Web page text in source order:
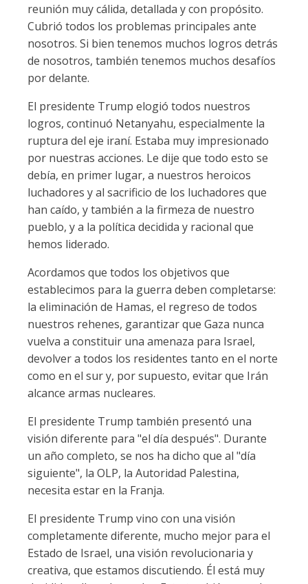
reunión muy cálida, detallada y con propósito.
Cubrió todos los problemas principales ante
nosotros. Si bien tenemos muchos logros detrás
de nosotros, también tenemos muchos desafíos
por delante.
El presidente Trump elogió todos nuestros
logros, continuó Netanyahu, especialmente la
ruptura del eje iraní. Estaba muy impresionado
por nuestras acciones. Le dije que todo esto se
debía, en primer lugar, a nuestros heroicos
luchadores y al sacrificio de los luchadores que
han caído, y también a la firmeza de nuestro
pueblo, y a la política decidida y racional que
hemos liderado.
Acordamos que todos los objetivos que
establecimos para la guerra deben completarse:
la eliminación de Hamas, el regreso de todos
nuestros rehenes, garantizar que Gaza nunca
vuelva a constituir una amenaza para Israel,
devolver a todos los residentes tanto en el norte
como en el sur y, por supuesto, evitar que Irán
alcance armas nucleares.
El presidente Trump también presentó una
visión diferente para "el día después". Durante
un año completo, se nos ha dicho que al "día
siguiente", la OLP, la Autoridad Palestina,
necesita estar en la Franja.
El presidente Trump vino con una visión
completamente diferente, mucho mejor para el
Estado de Israel, una visión revolucionaria y
creativa, que estamos discutiendo. Él está muy